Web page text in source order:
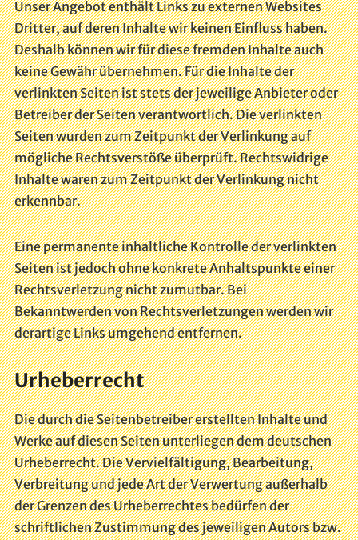
Unser Angebot enthält Links zu externen Websites
Dritter, auf deren Inhalte wir keinen Einfluss haben.
Deshalb können wir für diese fremden Inhalte auch
keine Gewähr übernehmen. Für die Inhalte der
verlinkten Seiten ist stets der jeweilige Anbieter oder
Betreiber der Seiten verantwortlich. Die verlinkten
Seiten wurden zum Zeitpunkt der Verlinkung auf
mögliche Rechtsverstöße überprüft. Rechtswidrige
Inhalte waren zum Zeitpunkt der Verlinkung nicht
erkennbar.
Eine permanente inhaltliche Kontrolle der verlinkten
Seiten ist jedoch ohne konkrete Anhaltspunkte einer
Rechtsverletzung nicht zumutbar. Bei
Bekanntwerden von Rechtsverletzungen werden wir
derartige Links umgehend entfernen.
Urheberrecht
Die durch die Seitenbetreiber erstellten Inhalte und
Werke auf diesen Seiten unterliegen dem deutschen
Urheberrecht. Die Vervielfältigung, Bearbeitung,
Verbreitung und jede Art der Verwertung außerhalb
der Grenzen des Urheberrechtes bedürfen der
schriftlichen Zustimmung des jeweiligen Autors bzw.